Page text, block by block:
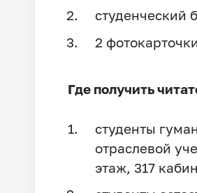
студенческий
2
Где получить
студенты
отраслевой
этаж, 317